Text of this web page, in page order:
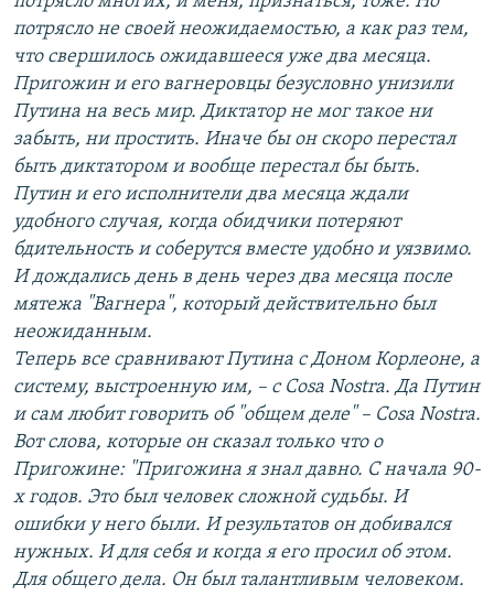
потрясло не своей неожидаемостью, а как раз тем,
что свершилось ожидавшееся уже два месяца.
Пригожин и его вагнеровцы безусловно унизили
Путина на весь мир. Диктатор не мог такое ни
забыть, ни простить. Иначе бы он скоро перестал
быть диктатором и вообще перестал бы быть.
Путин и его исполнители два месяца ждали
удобного случая, когда обидчики потеряют
бдительность и соберутся вместе удобно и уязвимо.
И дождались день в день через два месяца после
мятежа "Вагнера", который действительно был
неожиданным.
Теперь все сравнивают Путина с Доном Корлеоне, а
систему, выстроенную им, – с Cosa Nostra. Да Путин
и сам любит говорить об "общем деле" – Cosa Nostra.
Вот слова, которые он сказал только что о
Пригожине: "Пригожина я знал давно. С начала 90-
х годов. Это был человек сложной судьбы. И
ошибки у него были. И результатов он добивался
нужных. И для себя и когда я его просил об этом.
Для общего дела. Он был талантливым человеком.